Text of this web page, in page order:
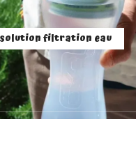
solution filtration eau